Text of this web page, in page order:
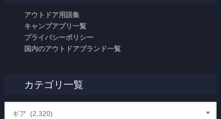
アウトドア用語集
キャンプアプリ一覧
プライバシーポリシー
国内のアウトドアブランド一覧
カテゴリ一覧